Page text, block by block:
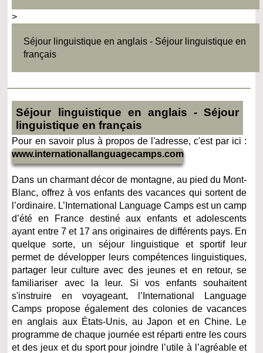
>
Séjour linguistique en anglais - Séjour linguistique en
français
Séjour linguistique en anglais - Séjour
linguistique en français
Pour en savoir plus à propos de l'adresse, c'est par ici :
www.internationallanguagecamps.com
Dans un charmant décor de montagne, au pied du Mont-
Blanc, offrez à vos enfants des vacances qui sortent de
l’ordinaire. L’International Language Camps est un camp
d’été en France destiné aux enfants et adolescents
ayant entre 7 et 17 ans originaires de différents pays. En
quelque sorte, un séjour linguistique et sportif leur
permet de développer leurs compétences linguistiques,
partager leur culture avec des jeunes et en retour, se
familiariser avec la leur. Si vos enfants souhaitent
s'instruire en voyageant, l’International Language
Camps propose également des colonies de vacances
en anglais aux États-Unis, au Japon et en Chine. Le
programme de chaque journée est réparti entre les cours
et des jeux et du sport pour joindre l’utile à l’agréable et